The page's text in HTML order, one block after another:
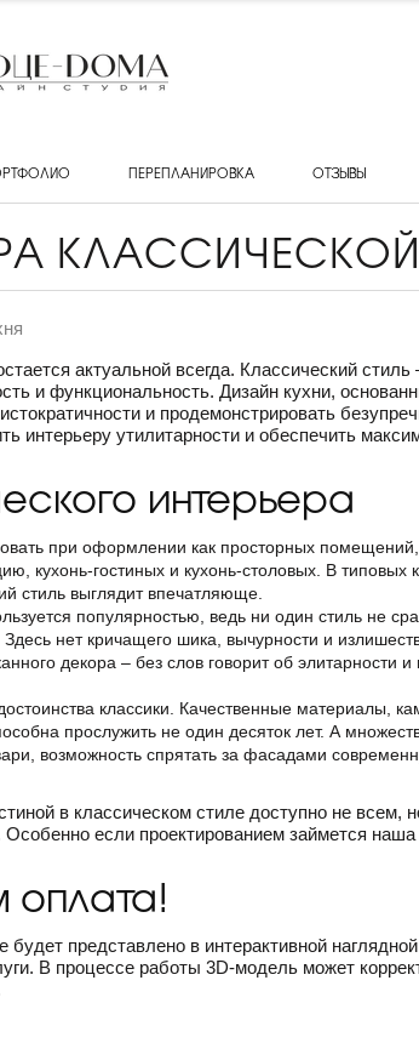
ПЕРЕПЛАНИРОВКА ОТЗЫВЫ
актуальной всегда. Классический
и функциональность. Дизайн кухни,
и продемонстрировать
интерьеру утилитарности и обеспечить
интерьера
при оформлении как просторных
гостиных и кухонь-столовых. В типовых
стиль выглядит впечатляюще.
популярностью, ведь ни один стиль не
нет кричащего шика, вычурности и
декора – без слов говорит об элитарности и
классики. Качественные материалы,
прослужить не один десяток лет. А
возможность спрятать за фасадами
в классическом стиле доступно не всем,
если проектированием займется наша
оплата!
представлено в интерактивной
В процессе работы 3D-модель может